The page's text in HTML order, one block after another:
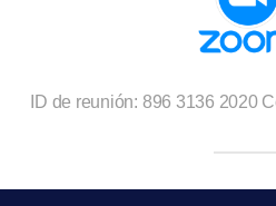
ID de reunión: 896 3136 2020